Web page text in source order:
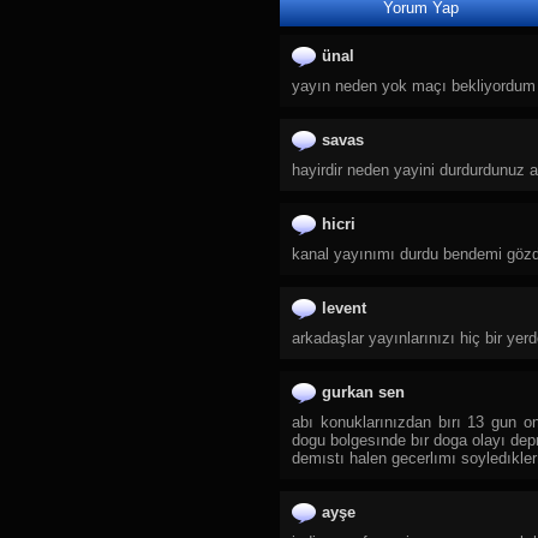
28.TRT Spor Yıldız
32.TLC
33.DMAX
35.TGRT Belgesel
36.Yaban TV
38.TRT Çocuk
39.Cartoon Network
41.
42.Minika Çocuk
43. Spacetoon Kids TV
45.
Yorum Yap
ünal
yayın neden yok maçı
savas
hayirdir neden yayini durdurdunuz
hicri
kanal yayınımı durdu bendemi
levent
arkadaşlar yayınlarınızı hiç bir
gurkan sen
abı konuklarınızdan bırı 13 gun
dogu bolgesınde bır doga olayı
demıstı halen gecerlımı
ayşe